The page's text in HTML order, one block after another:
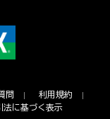
問
利用規約
法に基づく表示